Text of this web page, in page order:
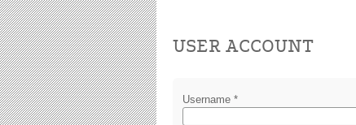
USER ACCOUNT
Username *